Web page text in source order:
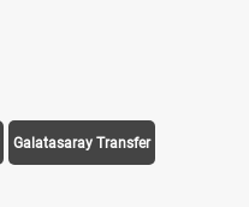
Galatasaray Transfer